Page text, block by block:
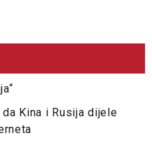
Kina i Rusija dijele